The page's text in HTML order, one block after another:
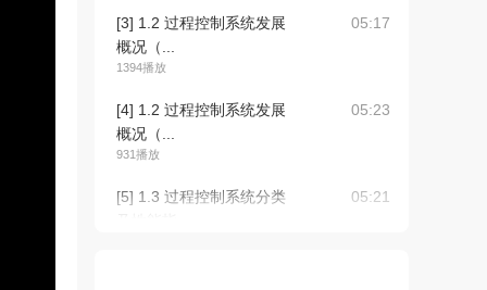
[3] 1.2 过程控制系统发展
概况（...
1394播放
05:17
[4] 1.2 过程控制系统发展
概况（...
931播放
05:23
[5] 1.3 过程控制系统分类
05:21